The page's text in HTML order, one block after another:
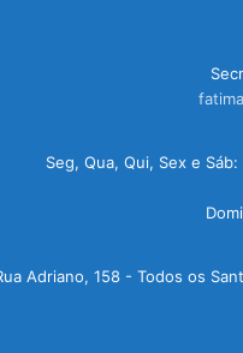
Seg, Qua, Qui, Sex e
Adriano, 158 - Todos os